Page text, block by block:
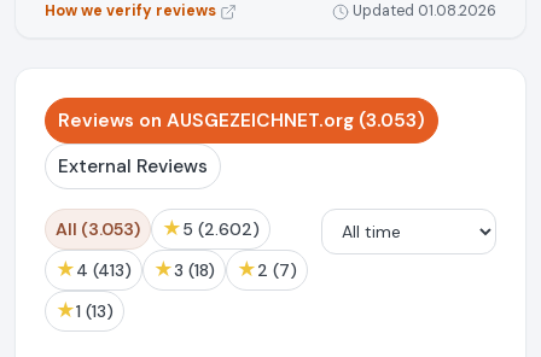
How we verify reviews
Updated 01.08.2026
Reviews on AUSGEZEICHNET.org (3.053)
External Reviews
All (3.053) ★ 5 (2.602)
★ 4 (413) ★ 3 (18) ★ 2 (7)
★ 1 (13)